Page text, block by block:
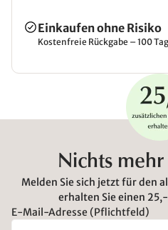
Einkaufen ohne Risiko
Kostenfreie Rückgabe – 100
Nichts mehr
Melden Sie sich jetzt für den
erhalten Sie einen
E-Mail-Adresse (Pflichtfeld)